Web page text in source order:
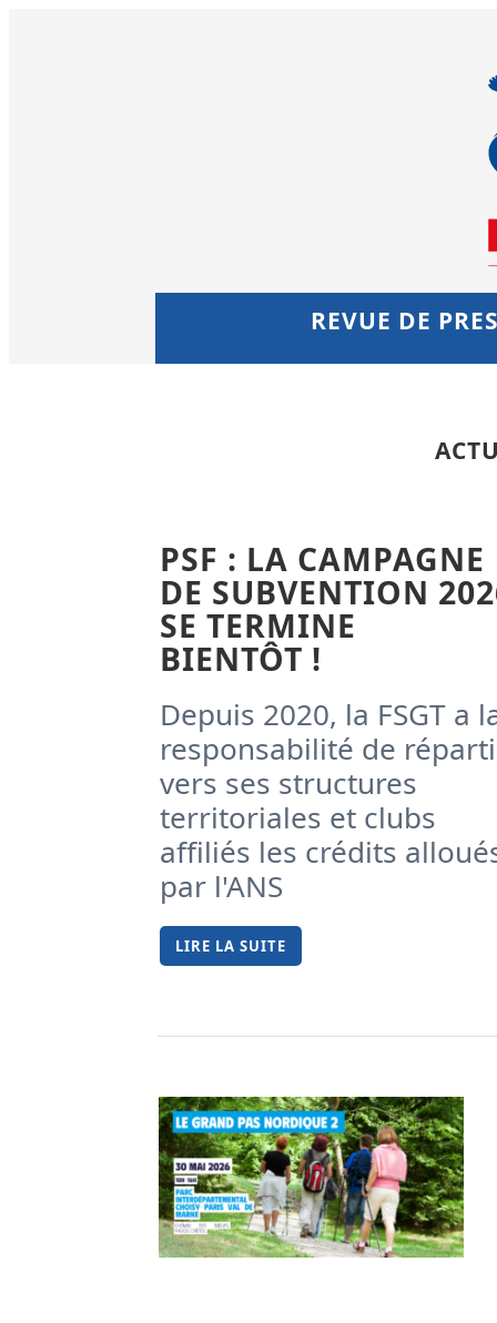
REVUE DE
PSF : LA CAMPAGNE
DE SUBVENTION
SE TERMINE
BIENTÔT !
Depuis 2020, la FSGT a
responsabilité de
vers ses structures
territoriales et clubs
affiliés les crédits
par l'ANS
LIRE LA SUITE